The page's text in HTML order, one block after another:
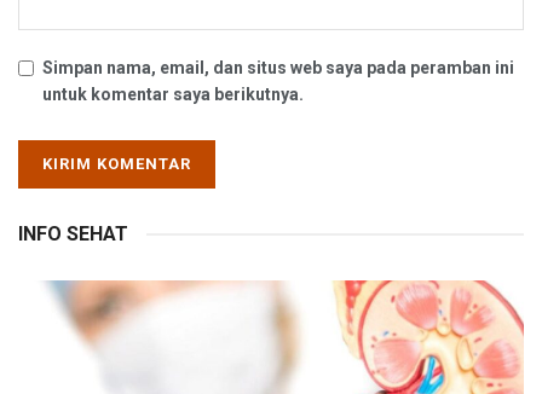
Simpan nama, email, dan situs web saya pada peramban ini
untuk komentar saya berikutnya.
INFO SEHAT